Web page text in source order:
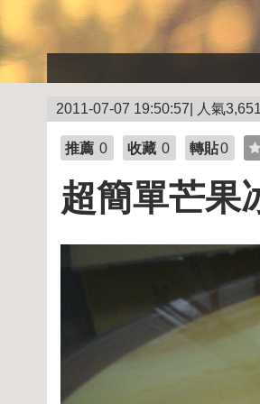
2011-07-07 19:50:57| 人氣
推薦 0 收藏 0 轉貼0
超簡單芒果